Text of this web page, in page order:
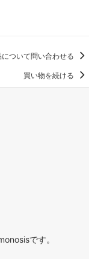
について問い合わせる
買い物を続ける
です。